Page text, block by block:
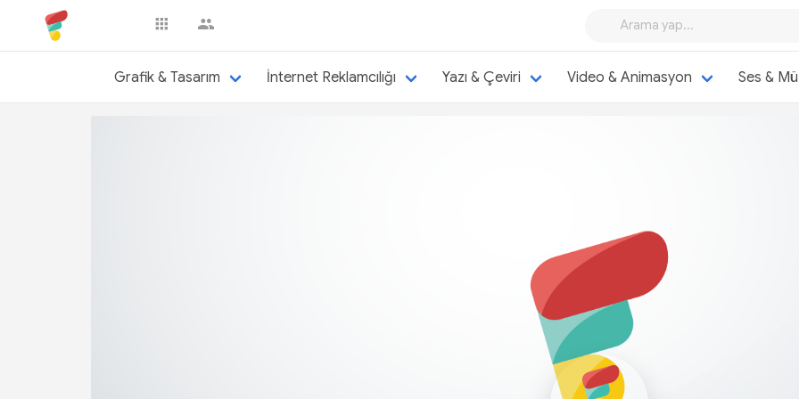
Grafik & Tasarım İnternet Reklamcılığı Yazı & Çeviri Video & Animasyon Ses &
fnerede